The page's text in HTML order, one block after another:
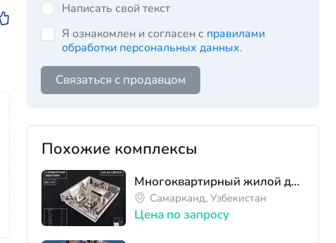
Написать свой текст
Я ознакомлен и согласен с правилами
обработки персональных данных.
Связаться с продавцом
Похожие комплексы
Многоквартирный жилой дом ЖК «Atlas Group»
Самарканд, Узбекистан
Цена по запросу